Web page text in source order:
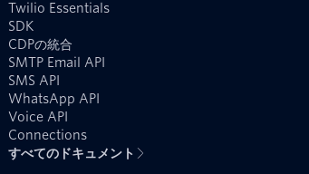
Twilio Essentials
SDK
CDPの統合
SMTP Email API
SMS API
WhatsApp API
Voice API
Connections
すべてのドキュメント